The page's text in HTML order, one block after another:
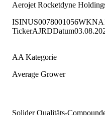
Aerojet Rocketdyne
ISINUS0078001056WKN
TickerAJRDDatum
AA Kategorie
Average Grower
Solider Qualitäts-